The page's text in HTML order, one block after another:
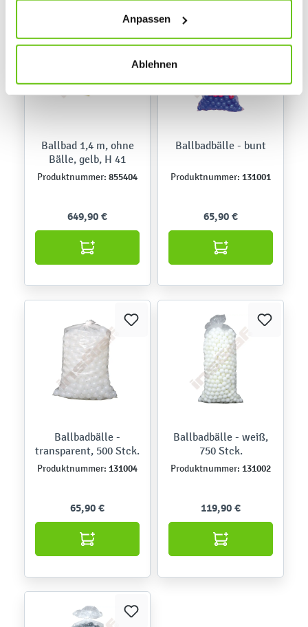
jederzeit ändern, indem Sie auf die Schaltfläche unten
links klicken. Weitere Informationen zur Datennutzung
Anpassen
Ablehnen
Ballbad 1,4 m, ohne
Bälle, gelb, H 41
Produktnummer: 855404
649,90 €
Ballbadbälle - bunt
Produktnummer: 131001
65,90 €
Ballbadbälle -
transparent, 500 Stck.
Produktnummer: 131004
65,90 €
Ballbadbälle - weiß,
750 Stck.
Produktnummer: 131002
119,90 €